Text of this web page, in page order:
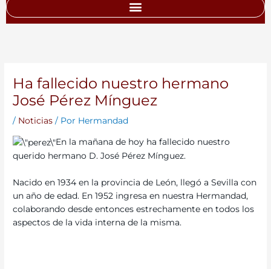
Ha fallecido nuestro hermano
José Pérez Mínguez
/ Noticias / Por Hermandad
En la mañana de hoy ha fallecido nuestro
querido hermano D. José Pérez Mínguez.
Nacido en 1934 en la provincia de León, llegó a Sevilla con
un año de edad. En 1952 ingresa en nuestra Hermandad,
colaborando desde entonces estrechamente en todos los
aspectos de la vida interna de la misma.